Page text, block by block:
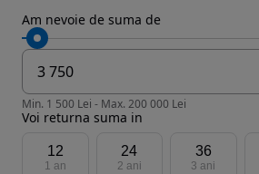
Am nevoie de suma de
Min. 1 500 Lei - Max. 200 000 Lei
Voi returna suma in
12
1 an
24
2 ani
36
3 ani